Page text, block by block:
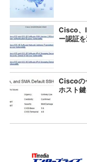
Cisco、
ー認証
Ciscoの
ホスト